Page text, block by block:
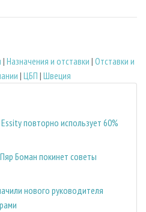
| Назначения и отставки | Отставки и
| ЦБП | Швеция
повторно использует 60%
Боман покинет советы
нового руководителя